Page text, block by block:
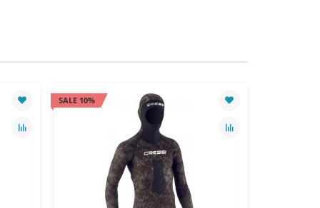
SALE 10%